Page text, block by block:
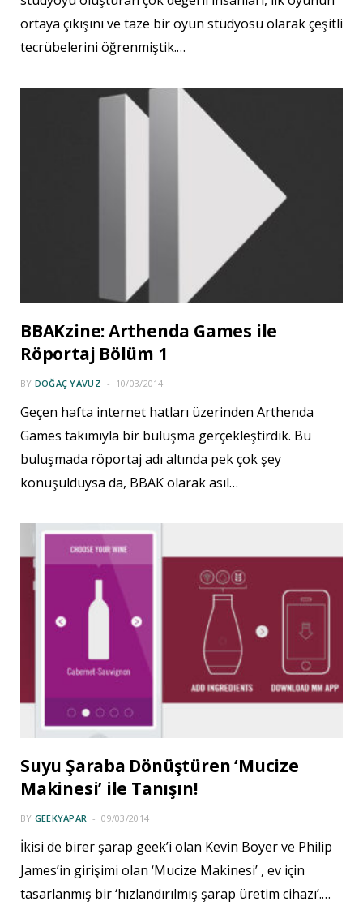
ortaya çıkışını ve taze bir oyun stüdyosu olarak çeşitli
tecrübelerini öğrenmiştik.…
BBAKzine: Arthenda Games ile
Röportaj Bölüm 1
BY DOĞAÇ YAVUZ 10/03/2014
Geçen hafta internet hatları üzerinden Arthenda
Games takımıyla bir buluşma gerçekleştirdik. Bu
buluşmada röportaj adı altında pek çok şey
konuşulduysa da, BBAK olarak asıl…
Suyu Şaraba Dönüştüren ‘Mucize
Makinesi’ ile Tanışın!
BY GEEKYAPAR 09/03/2014
İkisi de birer şarap geek’i olan Kevin Boyer ve Philip
James’in girişimi olan ‘Mucize Makinesi’ , ev için
tasarlanmış bir ‘hızlandırılmış şarap üretim cihazı’.…